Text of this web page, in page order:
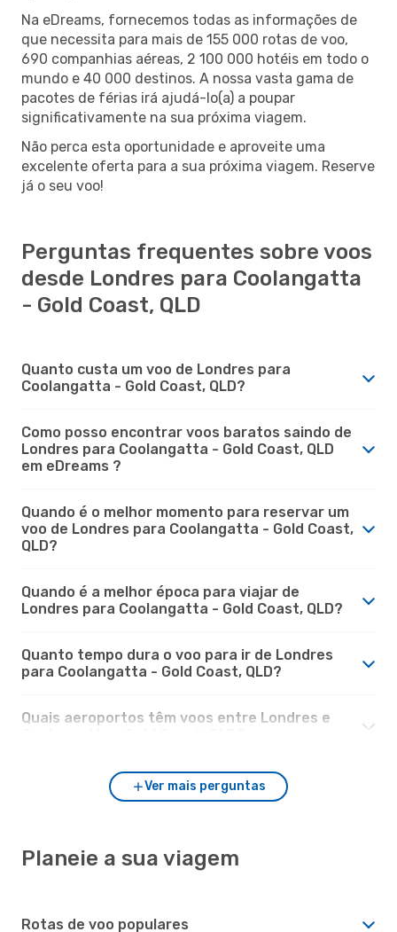
Na eDreams, fornecemos todas as informações de
que necessita para mais de 155 000 rotas de voo,
690 companhias aéreas, 2 100 000 hotéis em todo o
mundo e 40 000 destinos. A nossa vasta gama de
pacotes de férias irá ajudá-lo(a) a poupar
significativamente na sua próxima viagem.
Não perca esta oportunidade e aproveite uma
excelente oferta para a sua próxima viagem. Reserve
já o seu voo!
Perguntas frequentes sobre voos
desde Londres para Coolangatta
- Gold Coast, QLD
Quanto custa um voo de Londres para
Coolangatta - Gold Coast, QLD?
Como posso encontrar voos baratos saindo de
Londres para Coolangatta - Gold Coast, QLD
em eDreams ?
Quando é o melhor momento para reservar um
voo de Londres para Coolangatta - Gold Coast,
QLD?
Quando é a melhor época para viajar de
Londres para Coolangatta - Gold Coast, QLD?
Quanto tempo dura o voo para ir de Londres
para Coolangatta - Gold Coast, QLD?
Quais aeroportos têm voos entre Londres e
Ver mais perguntas
Planeie a sua viagem
Rotas de voo populares